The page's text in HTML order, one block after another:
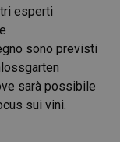
esperti
sono previsti
sarà possibile
sui vini.